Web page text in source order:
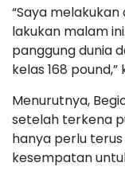
“Saya
lakukan malam
panggung dunia
kelas 168
Menurutnya,
setelah terkena
hanya perlu
kesempatan